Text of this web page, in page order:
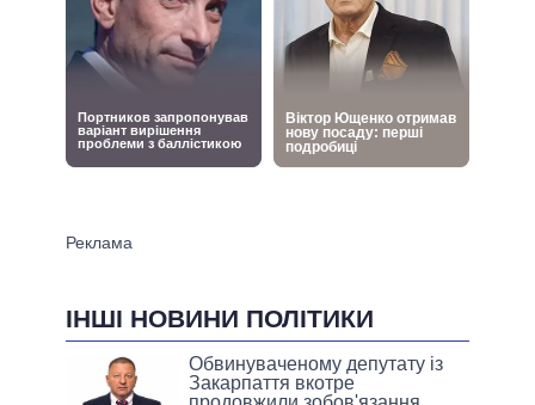
ІНШІ НОВИНИ ПОЛІТИКИ
Обвинуваченому депутату із
Закарпаття вкотре